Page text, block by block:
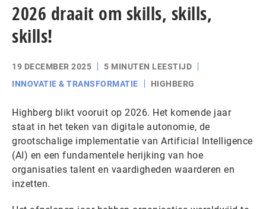
2026 draait om skills, skills,
skills!
19 DECEMBER 2025
5 MINUTEN LEESTIJD
INNOVATIE & TRANSFORMATIE
HIGHBERG
Highberg blikt vooruit op 2026. Het komende jaar
staat in het teken van digitale autonomie, de
grootschalige implementatie van Artificial Intelligence
(AI) en een fundamentele herijking van hoe
organisaties talent en vaardigheden waarderen en
inzetten.